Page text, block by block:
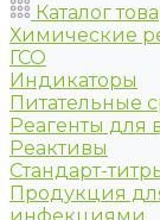
Каталог
Химические
ГСО
Индикаторы
Питательные
Реагенты для
Реактивы
Стандарт-
Продукция